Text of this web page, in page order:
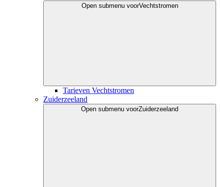
Open submenu voorVechtstromen
Tarieven Vechtstromen
Zuiderzeeland
Open submenu voorZuiderzeeland